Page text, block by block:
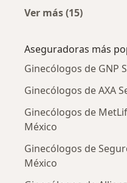
Ver más (15)
Aseguradoras más
Ginecólogos de GNP
Ginecólogos de AXA
Ginecólogos de
México
Ginecólogos de
México